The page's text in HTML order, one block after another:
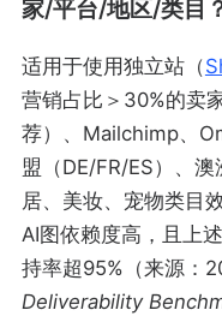
家/平台/地区/类目
适用于使用独立站（
营销占比＞30%的卖
荐）、Mailchimp、
盟（DE/FR/ES）、
居、美妆、宠物类
AI图依赖度高，且上
持率超95%（来源：
Deliverability